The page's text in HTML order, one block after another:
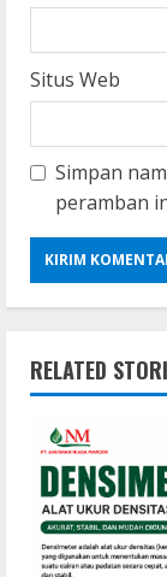
Situs Web
Simpan
peramban
RELATED